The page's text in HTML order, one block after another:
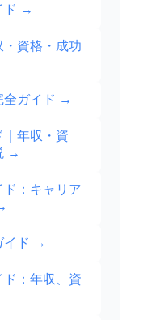
ド →
資格・成功
ガイド →
年収・資
→
：キャリア
イド →
ド：年収、資